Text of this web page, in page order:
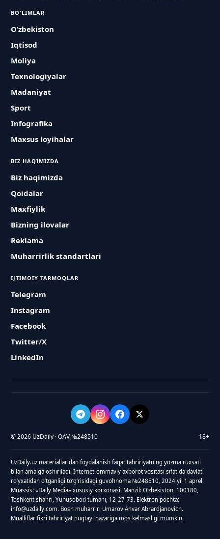
BO'LIMLAR
O‘zbekiston
Iqtisod
Moliya
Texnologiyalar
Madaniyat
Sport
Infografika
Maxsus loyihalar
BIZ HAQIMIZDA
Biz haqimizda
Qoidalar
Maxfiylik
Bizning ilovalar
Reklama
Muharrirlik standartlari
IJTIMOIY TARMOQLAR
Telegram
Instagram
Facebook
Twitter/X
LinkedIn
© 2026 UzDaily · OAV №248510 18+
UzDaily.uz materiallaridan foydalanish faqat tahririyatning yozma ruxsati
bilan amalga oshiriladi. Internet-ommaviy axborot vositasi sifatida davlat
roʻyxatidan oʻtganligi toʻgʻrisidagi guvohnoma №248510, 2024 yil 1 aprel.
Muassis: «Daily Media» xususiy korxonasi. Manzil: Oʻzbekiston, 100180,
Toshkent shahri, Yunusobod tumani, 12-27-73. Elektron pochta:
info@uzdaily.com. Bosh muharrir: Umarov Anvar Abrardjanovich.
Mualliflar fikri tahririyat nuqtayi nazariga mos kelmasligi mumkin.